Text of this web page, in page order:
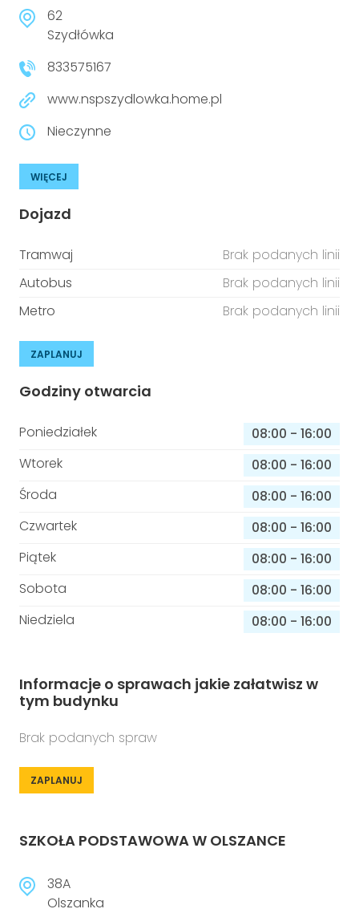
niepełnosprawnościami
Prawa osób z niepełnosprawnościami
Aktualności
Urządzenia IoT
62
Szydłówka
833575167
www.nspszydlowka.home.pl
Nieczynne
WIĘCEJ
Dojazd
Tramwaj
Brak podanych linii
Autobus
Brak podanych linii
Metro
Brak podanych linii
ZAPLANUJ
Godziny otwarcia
Poniedziałek 08:00 - 16:00
Wtorek
08:00 - 16:00
Środa
08:00 - 16:00
Czwartek
08:00 - 16:00
Piątek
08:00 - 16:00
Sobota
08:00 - 16:00
Niedziela
08:00 - 16:00
Informacje o sprawach jakie załatwisz w
tym budynku
Brak podanych spraw
ZAPLANUJ
SZKOŁA PODSTAWOWA W OLSZANCE
38A
Olszanka